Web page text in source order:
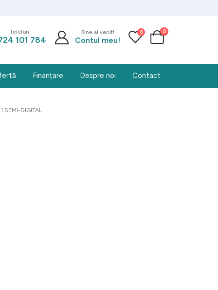
Telefon
101 784
Bine ai venit!
Contul meu!
0 0
Finanțare Despre noi Contact
SEMI-DIGITAL